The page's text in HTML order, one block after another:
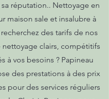
réputation.. Nettoyage en
maison sale et insalubre à
des tarifs de nos
nettoyage clairs, compétitifs
à vos besoins ? Papineau
des prestations à des prix
pour des services réguliers